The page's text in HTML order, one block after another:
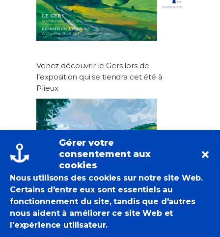
Gérer votre
consentement aux
cookies
Nous utilisons des cookies sur notre site Web.
Certains d'entre eux sont essentiels au
fonctionnement du site, tandis que d'autres
nous aident à améliorer ce site Web et
l'expérience utilisateur.
Venez découvrir le Gers lors de
l’exposition qui se tiendra cet été à
Plieux
Venez découvrir le Gers lors de
l’exposition qui se tiendra cet été à